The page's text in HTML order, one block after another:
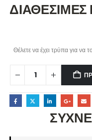
ΔΙΑΘΕΣΙΜΕΣ
Θέλετε να έχει τρύπα για να